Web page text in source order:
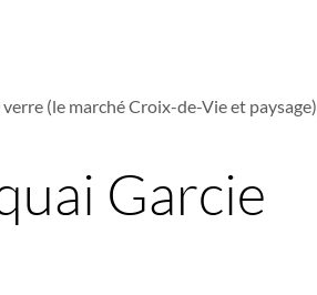
(le marché Croix-de-Vie et paysage)
Garcie